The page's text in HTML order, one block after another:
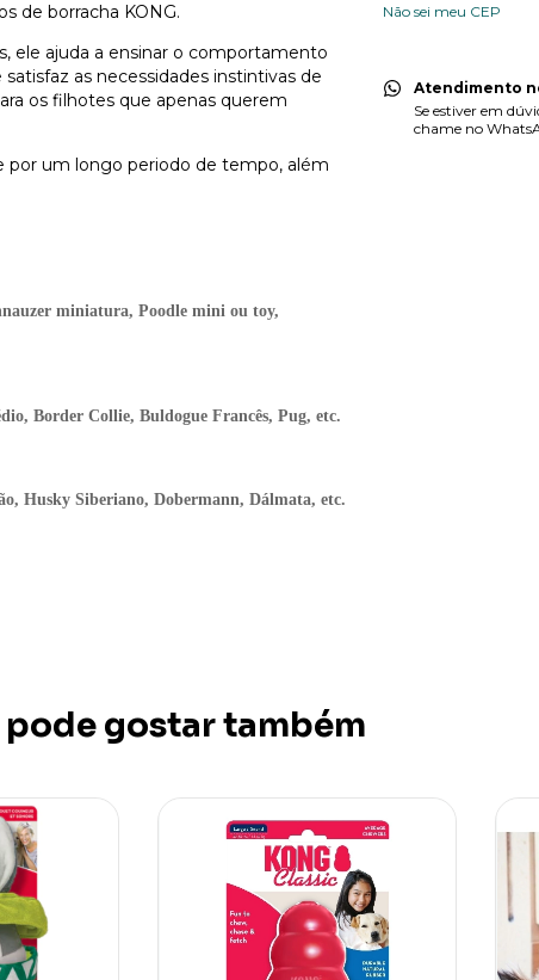
de borracha KONG.
ele ajuda a ensinar o comportamento
as necessidades instintivas de
os filhotes que apenas querem
um longo periodo de tempo, além
miniatura, Poodle mini ou toy,
Border Collie, Buldogue Francês, Pug, etc.
Husky Siberiano, Dobermann, Dálmata, etc.
Não sei meu CEP
Atendimento
Se estiver em
chame no
pode gostar também